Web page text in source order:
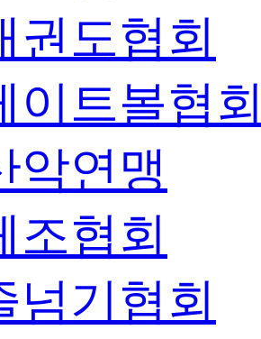
권도협회
이트볼협
악연맹
조협회
넘기협회